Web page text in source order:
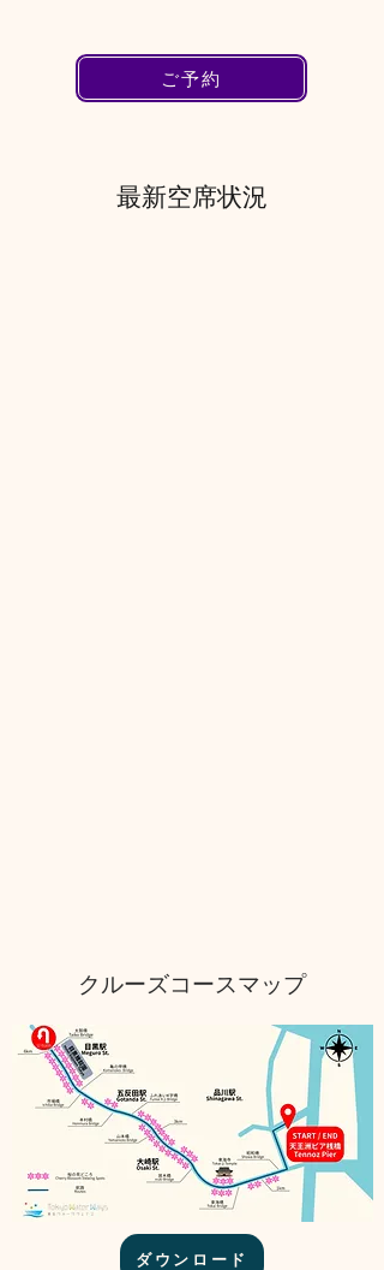
ご予約
最新空席状況
クルーズコースマップ
ダウンロード